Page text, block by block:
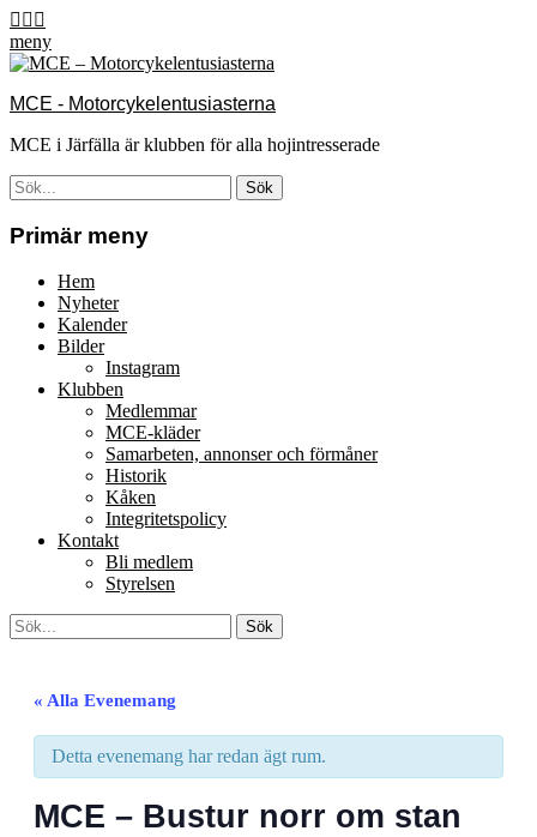
Hoppa
till
innehåll
Facebook
Email
meny
MCE - Motorcykelentusiasterna
MCE i Järfälla är klubben för alla hojintresserade
Sök
efter:
[label]
Primär meny
Hem
Nyheter
Kalender
Bilder
Instagram
Klubben
Medlemmar
MCE-kläder
Samarbeten, annonser och förmåner
Historik
Kåken
Integritetspolicy
Kontakt
Bli medlem
Styrelsen
Sök
Sök
efter:
« Alla Evenemang
Detta evenemang har redan ägt rum.
MCE – Bustur norr om stan